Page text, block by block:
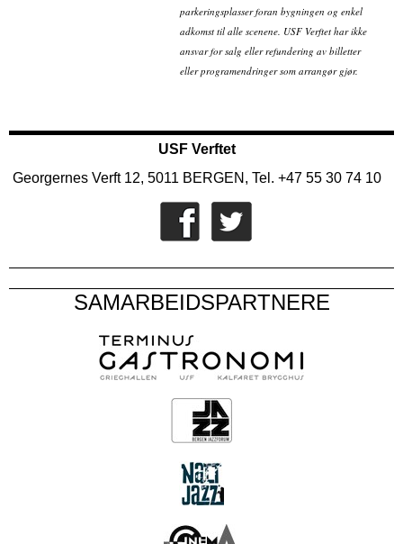
parkeringsplasser foran bygningen og enkel
adkomst til alle scenene. USF Verftet har ikke
ansvar for salg eller refundering av billetter
eller programendringer som arrangør gjør.
USF Verftet
Georgernes Verft 12, 5011 BERGEN, Tel. +47 55 30 74 10
SAMARBEIDSPARTNERE